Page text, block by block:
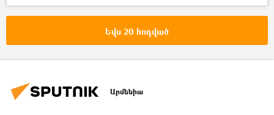
Տիգրան Աբրահամյան
հրետակոծություն
Չինարի Տավուշ
Եվս 20 հոդված
Արմենիա